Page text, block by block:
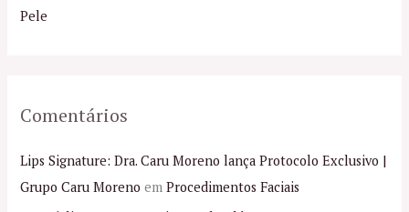
r
Pele
Comentários
Lips Signature: Dra. Caru Moreno lança Protocolo Exclusivo |
Grupo Caru Moreno emProcedimentos Faciais